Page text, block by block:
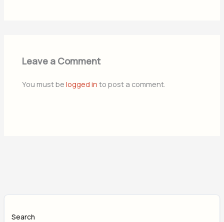
Leave a Comment
You must belogged in to post a comment.
Search